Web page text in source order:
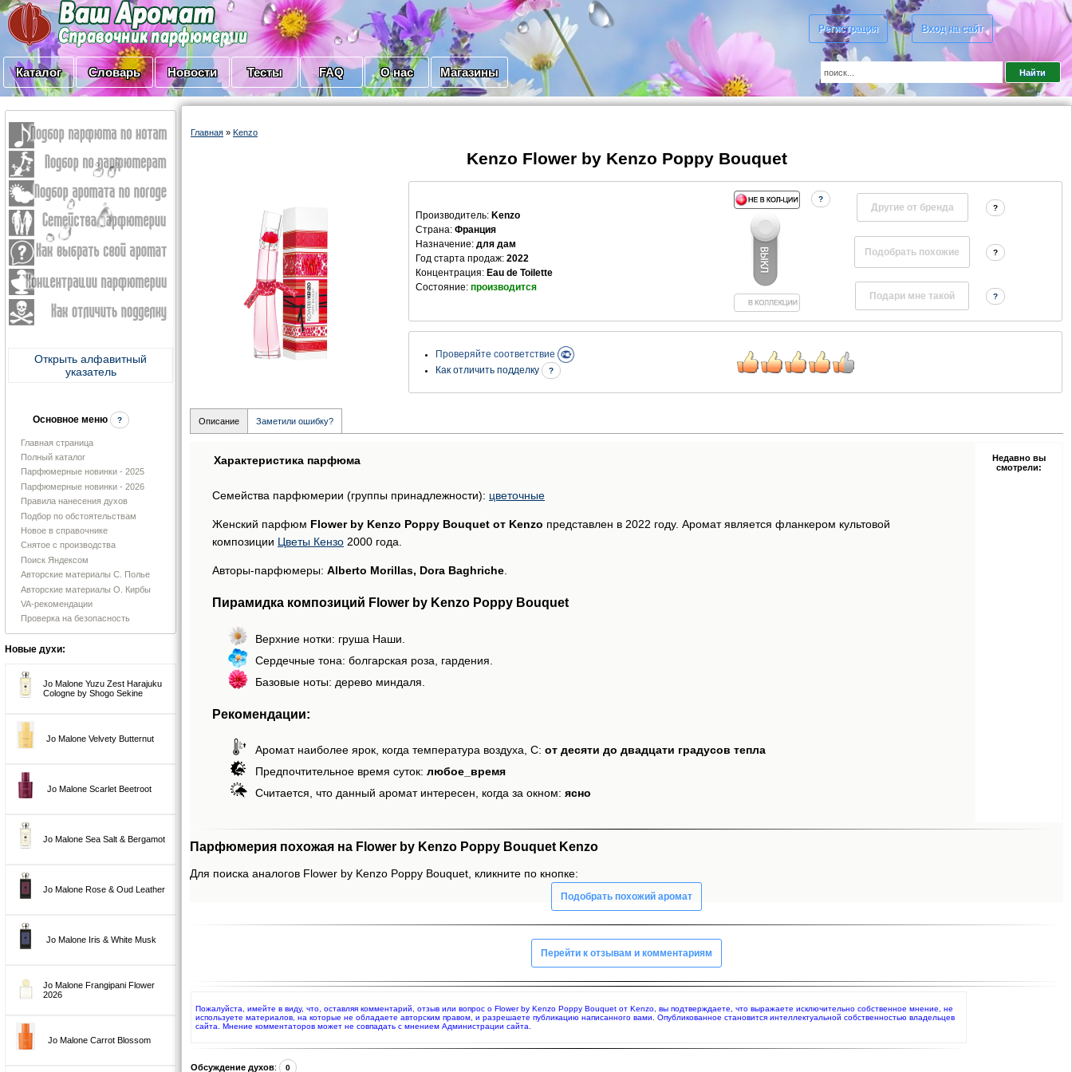
Регистрация Вход на сайт
Каталог Словарь Новости Тесты FAQ О нас Магазины
Открыть алфавитный
указатель
Основное меню ?
Главная страница
Полный каталог
Парфюмерные новинки - 2025
Парфюмерные новинки - 2026
Правила нанесения духов
Подбор по обстоятельствам
Новое в справочнике
Снятое с производства
Поиск Яндексом
Авторские материалы С. Полье
Авторские материалы О. Кирбы
VA-рекомендации
Проверка на безопасность
Новые духи:
Jo Malone Yuzu Zest Harajuku
Cologne by Shogo Sekine
Jo Malone Velvety Butternut
Jo Malone Scarlet Beetroot
Jo Malone Sea Salt & Bergamot
Jo Malone Rose & Oud Leather
Jo Malone Iris & White Musk
Jo Malone Frangipani Flower
2026
Jo Malone Carrot Blossom
Главная » Kenzo
Kenzo Flower by Kenzo Poppy Bouquet
Производитель: Kenzo
Страна: Франция
Назначение: для дам
Год старта продаж: 2022
Концентрация: Eau de Toilette
Состояние: производится
?
Другие от бренда ?
?
?
Проверяйте соответствие
Как отличить подделку
?
Описание Заметили ошибку?
Характеристика парфюма
Семейства парфюмерии (группы принадлежности): цветочные
Женский парфюм Flower by Kenzo Poppy Bouquet от Kenzo представлен в 2022 году. Аромат является фланкером культовой
композиции Цветы Кензо 2000 года.
Авторы-парфюмеры: Alberto Morillas, Dora Baghriche
Пирамидка композиций Flower by Kenzo Poppy Bouquet
Верхние нотки: груша Наши.
Сердечные тона: болгарская роза, гардения.
Базовые ноты: дерево миндаля.
Рекомендации:
Аромат наиболее ярок, когда температура воздуха, С: от десяти до двадцати градусов тепла
Предпочтительное время суток: любое_время
Считается, что данный аромат интересен, когда за окном: ясно
Недавно вы
смотрели:
Парфюмерия похожая на Flower by Kenzo Poppy Bouquet Kenzo
Для поиска аналогов Flower by Kenzo Poppy Bouquet, кликните по кнопке:
Подобрать похожий аромат
Перейти к отзывам и комментариям
Пожалуйста, имейте в виду, что, оставляя комментарий, отзыв или вопрос о Flower by Kenzo Poppy Bouquet от Kenzo, вы подтверждаете, что выражаете исключительно собственное мнение, не
используете материалов, на которые не обладаете авторским правом, и разрешаете публикацию написанного вами. Опубликованное становится интеллектуальной собственностью владельцев
сайта. Мнение комментаторов может не совпадать с мнением Администрации сайта.
Обсуждение духов: 0